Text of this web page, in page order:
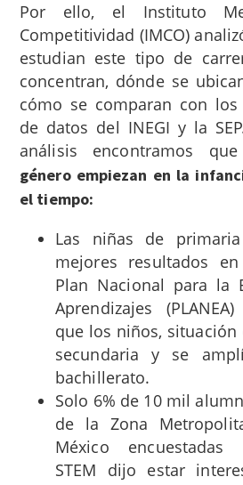
Por ello, el Instituto
Competitividad (IMCO)
estudian este tipo de
concentran, dónde se
cómo se comparan con
de datos del INEGI y la
análisis encontramos que
género empiezan en la
el tiempo:
Las
niñas de
mejores resultados
Plan Nacional para la
Aprendizajes
que los niños, situación
secundaria y se
bachillerato.
Solo 6% de 10 mil
de la Zona
México
STEM dijo estar